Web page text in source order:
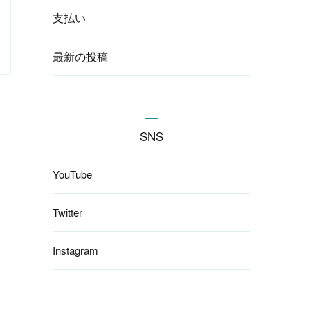
支払い
最新の投稿
SNS
YouTube
Twitter
Instagram